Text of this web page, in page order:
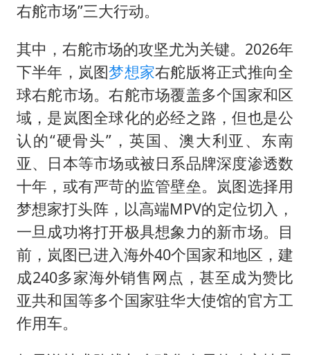
右舵市场”三大行动。
其中，右舵市场的攻坚尤为关键。2026年
下半年，岚图梦想家右舵版将正式推向全
球右舵市场。右舵市场覆盖多个国家和区
域，是岚图全球化的必经之路，但也是公
认的“硬骨头”，英国、澳大利亚、东南
亚、日本等市场或被日系品牌深度渗透数
十年，或有严苛的监管壁垒。岚图选择用
梦想家打头阵，以高端MPV的定位切入，
一旦成功将打开极具想象力的新市场。目
前，岚图已进入海外40个国家和地区，建
成240多家海外销售网点，甚至成为赞比
亚共和国等多个国家驻华大使馆的官方工
作用车。